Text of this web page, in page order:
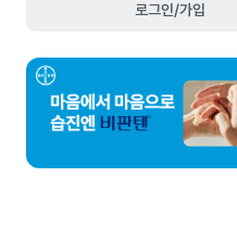
로그인/가입